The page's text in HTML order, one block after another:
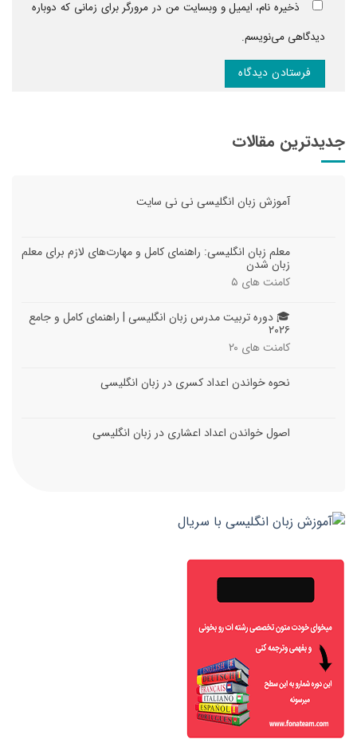
جدیدترین مقالات
آموزش زبان انگلیسی نی نی سایت
معلم زبان انگلیسی: راهنمای کامل و مهارت‌های لازم برای معلم
زبان شدن
کامنت های ۵
🎓 دوره تربیت مدرس زبان انگلیسی | راهنمای کامل و جامع
۲۰۲۶
کامنت های ۲۰
نحوه خواندن اعداد کسری در زبان انگلیسی
اصول خواندن اعداد اعشاری در زبان انگلیسی
ذخیره نام، ایمیل و وبسایت من در مرورگر برای زمانی که دوباره
دیدگاهی می‌نویسم.